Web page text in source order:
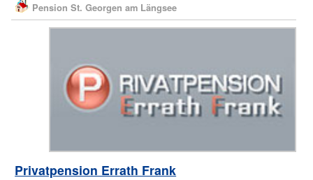
Pension St. Georgen am Längsee
Privatpension Errath Frank